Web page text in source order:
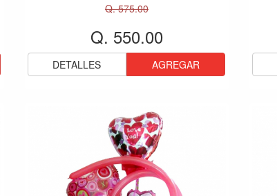
Q. 575.00
Q. 550.00
DETALLES AGREGAR